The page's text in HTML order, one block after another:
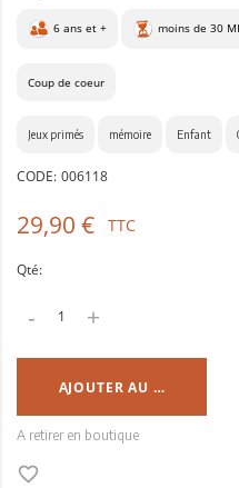
6 ans et + moins de 30
Coup de coeur
Jeux primés mémoire Enfant
CODE: 006118
29,90 € TTC
Qté:
- +
AJOUTER AU PANIER
A retirer en boutique
favorite_border